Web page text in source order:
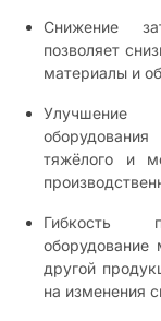
Снижение
позволяет
материалы и
Улучшение
тяжёлого и
Гибкость
оборудование
другой
на изменения